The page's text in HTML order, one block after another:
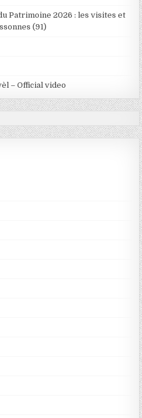
Patrimoine 2026 : les visites et
(91)
– Official video